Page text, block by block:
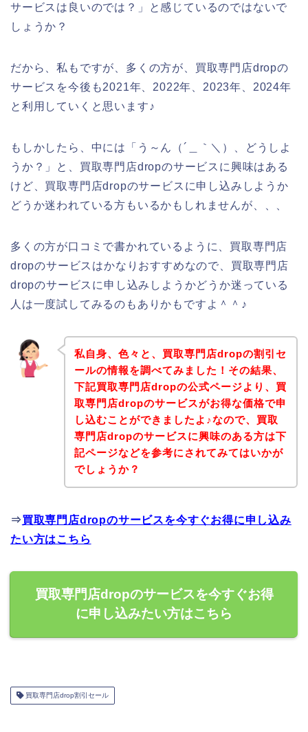
サービスは良いのでは？」と感じているのではないで
しょうか？
だから、私もですが、多くの方が、買取専門店dropの
サービスを今後も2021年、2022年、2023年、2024年
と利用していくと思います♪
もしかしたら、中には「う～ん（´＿｀＼）、どうしよ
うか？」と、買取専門店dropのサービスに興味はある
けど、買取専門店dropのサービスに申し込みしようか
どうか迷われている方もいるかもしれませんが、、、
多くの方が口コミで書かれているように、買取専門店
dropのサービスはかなりおすすめなので、買取専門店
dropのサービスに申し込みしようかどうか迷っている
人は一度試してみるのもありかもですよ＾＾♪
私自身、色々と、買取専門店dropの割引セ
ールの情報を調べてみました！その結果、
下記買取専門店dropの公式ページより、買
取専門店dropのサービスがお得な価格で申
し込むことができましたよ♪なので、買取
専門店dropのサービスに興味のある方は下
記ページなどを参考にされてみてはいかが
でしょうか？
⇒買取専門店dropのサービスを今すぐお得に申し込み
たい方はこちら
買取専門店dropのサービスを今すぐお得
に申し込みたい方はこちら
買取専門店drop割引セール